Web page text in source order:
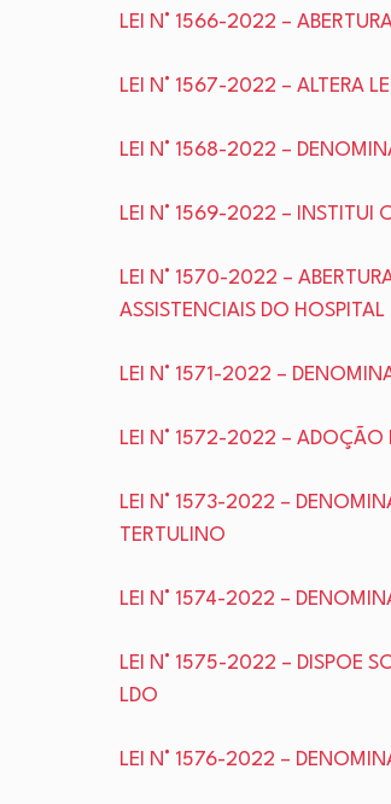
LEI N° 1566-2022 –
LEI N° 1567-2022 – ALTERA
LEI N° 1568-2022 –
LEI N° 1569-2022 – INSTITUI
LEI N° 1570-2022 –
ASSISTENCIAIS DO HOSPITAL
LEI N° 1571-2022 –
LEI N° 1572-2022 – ADOÇÃO
LEI N° 1573-2022 –
TERTULINO
LEI N° 1574-2022 –
LEI N° 1575-2022 – DISPOE
LDO
LEI N° 1576-2022 –